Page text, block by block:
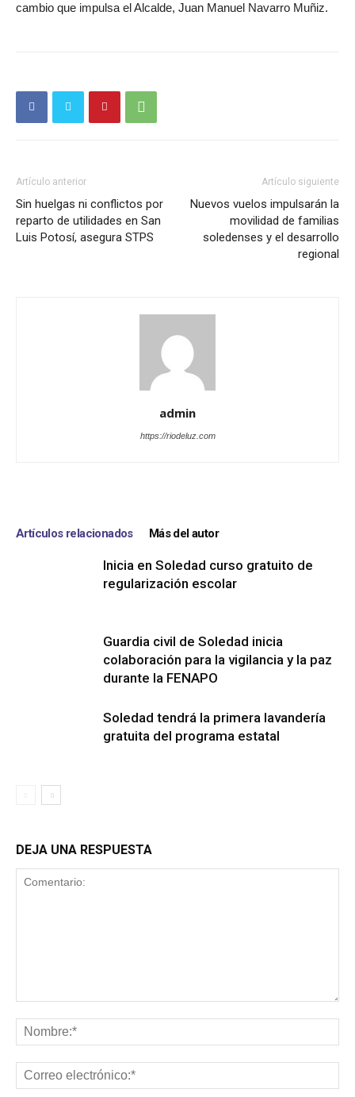
cambio que impulsa el Alcalde, Juan Manuel Navarro Muñiz.
Artículo anterior
Sin huelgas ni conflictos por
reparto de utilidades en San
Luis Potosí, asegura STPS
Artículo siguiente
Nuevos vuelos impulsarán la
movilidad de familias
soledenses y el desarrollo
regional
admin
https://riodeluz.com
Artículos relacionados Más del autor
Inicia en Soledad curso gratuito de
regularización escolar
Guardia civil de Soledad inicia
colaboración para la vigilancia y la paz
durante la FENAPO
Soledad tendrá la primera lavandería
gratuita del programa estatal
DEJA UNA RESPUESTA